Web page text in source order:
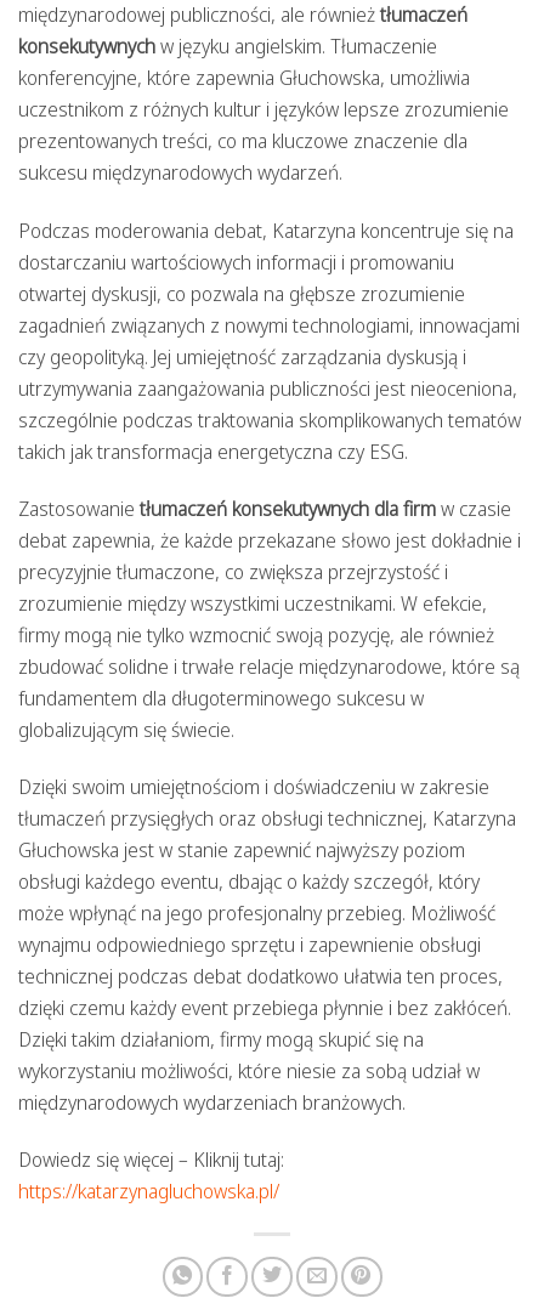
międzynarodowej publiczności, ale równieżtłumaczeń
konsekutywnychw języku angielskim. Tłumaczenie
konferencyjne, które zapewnia Głuchowska, umożliwia
uczestnikom z różnych kultur i języków lepsze zrozumienie
prezentowanych treści, co ma kluczowe znaczenie dla
sukcesu międzynarodowych wydarzeń.
Podczas moderowania debat, Katarzyna koncentruje się na
dostarczaniu wartościowych informacji i promowaniu
otwartej dyskusji, co pozwala na głębsze zrozumienie
zagadnień związanych z nowymi technologiami, innowacjami
czy geopolityką. Jej umiejętność zarządzania dyskusją i
utrzymywania zaangażowania publiczności jest nieoceniona,
szczególnie podczas traktowania skomplikowanych tematów
takich jak transformacja energetyczna czy ESG.
Zastosowanietłumaczeń konsekutywnych dla firmw czasie
debat zapewnia, że każde przekazane słowo jest dokładnie i
precyzyjnie tłumaczone, co zwiększa przejrzystość i
zrozumienie między wszystkimi uczestnikami. W efekcie,
firmy mogą nie tylko wzmocnić swoją pozycję, ale również
zbudować solidne i trwałe relacje międzynarodowe, które są
fundamentem dla długoterminowego sukcesu w
globalizującym się świecie.
Dzięki swoim umiejętnościom i doświadczeniu w zakresie
tłumaczeń przysięgłych oraz obsługi technicznej, Katarzyna
Głuchowska jest w stanie zapewnić najwyższy poziom
obsługi każdego eventu, dbając o każdy szczegół, który
może wpłynąć na jego profesjonalny przebieg. Możliwość
wynajmu odpowiedniego sprzętu i zapewnienie obsługi
technicznej podczas debat dodatkowo ułatwia ten proces,
dzięki czemu każdy event przebiega płynnie i bez zakłóceń.
Dzięki takim działaniom, firmy mogą skupić się na
wykorzystaniu możliwości, które niesie za sobą udział w
międzynarodowych wydarzeniach branżowych.
Dowiedz się więcej – Kliknij tutaj:
https://katarzynagluchowska.pl/